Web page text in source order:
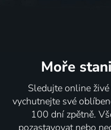
Moře
Sledujte online
vychutnejte své
100 dní zpětně.